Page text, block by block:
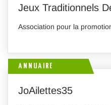
Jeux Traditionnels
Association pour la
ANNUAIRE
JoAilettes35